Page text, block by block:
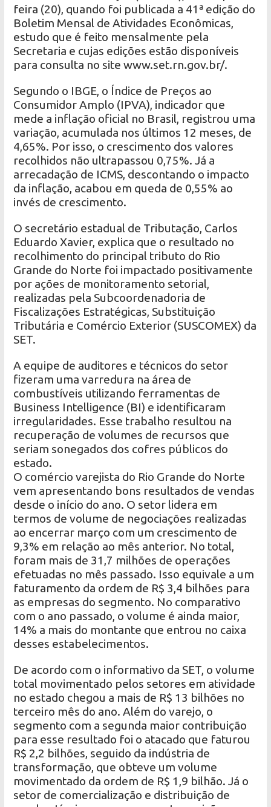
feira (20), quando foi publicada a 41ª edição do
Boletim Mensal de Atividades Econômicas,
estudo que é feito mensalmente pela
Secretaria e cujas edições estão disponíveis
para consulta no site www.set.rn.gov.br/.
Segundo o IBGE, o Índice de Preços ao
Consumidor Amplo (IPVA), indicador que
mede a inflação oficial no Brasil, registrou uma
variação, acumulada nos últimos 12 meses, de
4,65%. Por isso, o crescimento dos valores
recolhidos não ultrapassou 0,75%. Já a
arrecadação de ICMS, descontando o impacto
da inflação, acabou em queda de 0,55% ao
invés de crescimento.
O secretário estadual de Tributação, Carlos
Eduardo Xavier, explica que o resultado no
recolhimento do principal tributo do Rio
Grande do Norte foi impactado positivamente
por ações de monitoramento setorial,
realizadas pela Subcoordenadoria de
Fiscalizações Estratégicas, Substituição
Tributária e Comércio Exterior (SUSCOMEX) da
SET.
A equipe de auditores e técnicos do setor
fizeram uma varredura na área de
combustíveis utilizando ferramentas de
Business Intelligence (BI) e identificaram
irregularidades. Esse trabalho resultou na
recuperação de volumes de recursos que
seriam sonegados dos cofres públicos do
estado.
O comércio varejista do Rio Grande do Norte
vem apresentando bons resultados de vendas
desde o início do ano. O setor lidera em
termos de volume de negociações realizadas
ao encerrar março com um crescimento de
9,3% em relação ao mês anterior. No total,
foram mais de 31,7 milhões de operações
efetuadas no mês passado. Isso equivale a um
faturamento da ordem de R$ 3,4 bilhões para
as empresas do segmento. No comparativo
com o ano passado, o volume é ainda maior,
14% a mais do montante que entrou no caixa
desses estabelecimentos.
De acordo com o informativo da SET, o volume
total movimentado pelos setores em atividade
no estado chegou a mais de R$ 13 bilhões no
terceiro mês do ano. Além do varejo, o
segmento com a segunda maior contribuição
para esse resultado foi o atacado que faturou
R$ 2,2 bilhões, seguido da indústria de
transformação, que obteve um volume
movimentado da ordem de R$ 1,9 bilhão. Já o
setor de comercialização e distribuição de